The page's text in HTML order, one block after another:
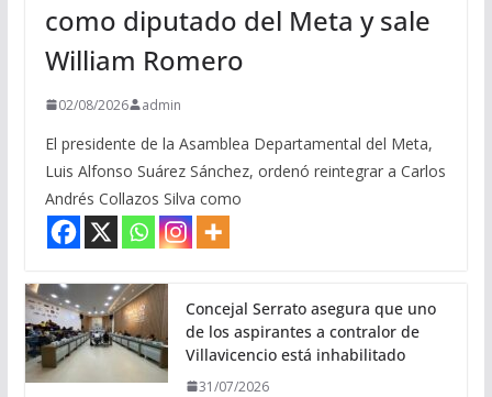
como diputado del Meta y sale
William Romero
02/08/2026 admin
El presidente de la Asamblea Departamental del Meta,
Luis Alfonso Suárez Sánchez, ordenó reintegrar a Carlos
Andrés Collazos Silva como
Concejal Serrato asegura que uno
de los aspirantes a contralor de
Villavicencio está inhabilitado
31/07/2026